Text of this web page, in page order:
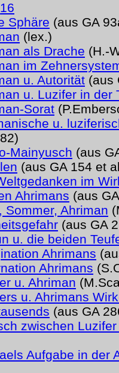
16
Sphäre (aus GA
(lex.)
als Drache (H.-
im
u. Autorität (aus
u. Luzifer in der
Sorat
u.
Mainyusch (aus
(aus GA 154 et
im
Ahrimans (aus
Sommer, Ahriman
(aus GA
u. die beiden
Ahrimans
Ahrimans
u. Ahriman
u. Ahrimans
(aus GA
zwischen
Aufgabe in der